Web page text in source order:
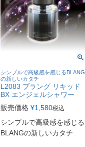
シンプルで高級感を感じるBLANG
の新しいカタチ
L2083 ブラング リキッド
BX エンジェルシャワー
販売価格 ¥1,580税込
シンプルで高級感を感じる
BLANGの新しいカタチ